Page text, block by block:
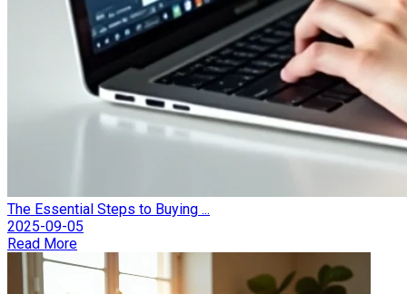
The Essential Steps to Buying ...
2025-09-05
Read More